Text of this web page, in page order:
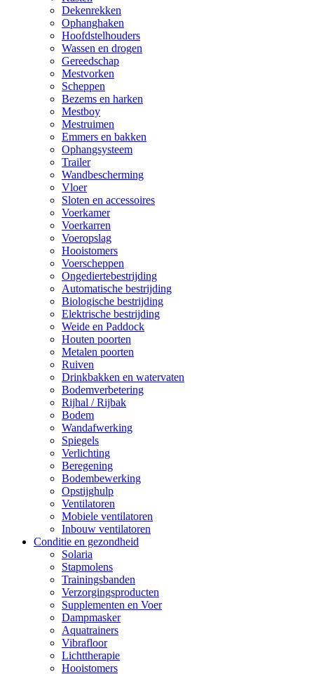
Dekenrekken
Ophanghaken
Hoofdstelhouders
Wassen en drogen
Gereedschap
Mestvorken
Scheppen
Bezems en harken
Mestboy
Mestruimen
Emmers en bakken
Ophangsysteem
Trailer
Wandbescherming
Vloer
Sloten en accessoires
Voerkamer
Voerkarren
Voeropslag
Hooistomers
Voerscheppen
Ongediertebestrijding
Automatische bestrijding
Biologische bestrijding
Elektrische bestrijding
Weide en Paddock
Houten poorten
Metalen poorten
Ruiven
Drinkbakken en watervaten
Bodemverbetering
Rijhal / Rijbak
Bodem
Wandafwerking
Spiegels
Verlichting
Beregening
Bodembewerking
Opstijghulp
Ventilatoren
Mobiele ventilatoren
Inbouw ventilatoren
Conditie en gezondheid
Solaria
Stapmolens
Trainingsbanden
Verzorgingsproducten
Supplementen en Voer
Dampmasker
Aquatrainers
Vibrafloor
Lichttherapie
Hooistomers